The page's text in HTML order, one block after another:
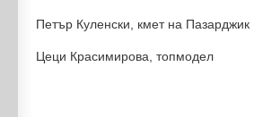
Петър Куленски, кмет на Пазарджик
Цеци Красимирова, топмодел